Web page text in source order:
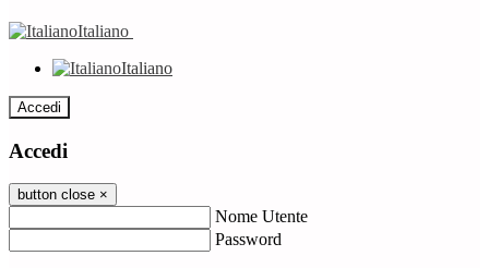
Italiano
Italiano
Accedi
Accedi
button close ×
Nome Utente
Password